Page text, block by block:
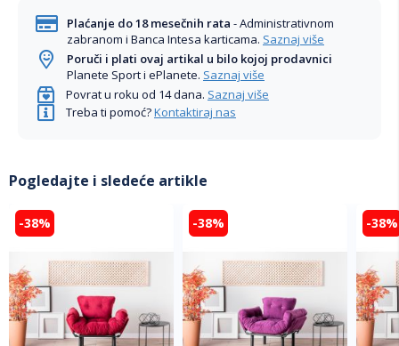
Plaćanje do 18 mesečnih rata - Administrativnom
zabranom i Banca Intesa karticama. Saznaj više
Poruči i plati ovaj artikal u bilo kojoj prodavnici
Planete Sport i ePlanete. Saznaj više
Povrat u roku od 14 dana. Saznaj više
Treba ti pomoć?Kontaktiraj nas
Pogledajte i sledeće artikle
-38% -38% -38%